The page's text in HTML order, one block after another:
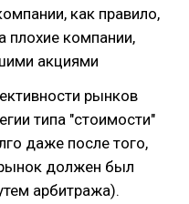
как правило,
плохие компании,
акциями
рынков
типа "стоимости"
даже после того,
должен был
арбитража).